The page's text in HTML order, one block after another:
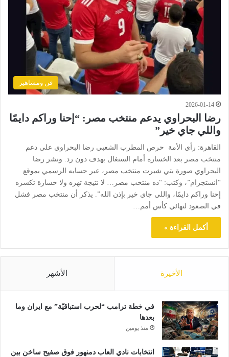
فن ومشاهير
2026-01-14
رضا البحراوي يدعم منتخب مصر: “إحنا وراكم دايمًا
واللي جاي خير”
القاهرة: رأي الأمة حرص المطرب الشعبي رضا البحراوي على دعم
منتخب مصر بعد الخسارة أمام السنغال بهدف دون رد. ونشر رضا
البحراوي صورة بتي شيرت منتخب مصر، عبر حسابه الرسمي بموقع
“انستجرام”، وكتب: “ده منتخب مصر… لا نتيجة تهزه ولا خسارة تكسره
إحنا وراكم دايمًا، واللي جاي خير بإذن الله”. يذكر أن منتخب مصر فشل
في الصعود لنهائي كأس أمم…
أكمل القراءة »
الأخيرة الأشهر
في خطة ترامب “لحرب استباقيّة” مع ايران وما
بعدها
منذ يومين
انتخابات نادي العاب دمنهور فوق صفيح ساخن بين